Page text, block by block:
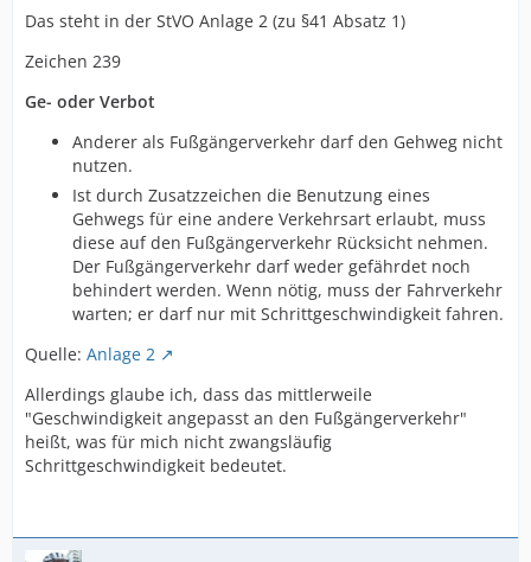
Das steht in der StVO Anlage 2 (zu §41 Absatz 1)
Zeichen 239
Ge- oder Verbot
Anderer als Fußgängerverkehr darf den Gehweg nicht
nutzen.
Ist durch Zusatzzeichen die Benutzung eines
Gehwegs für eine andere Verkehrsart erlaubt, muss
diese auf den Fußgängerverkehr Rücksicht nehmen.
Der Fußgängerverkehr darf weder gefährdet noch
behindert werden. Wenn nötig, muss der Fahrverkehr
warten; er darf nur mit Schrittgeschwindigkeit fahren.
Quelle: Anlage 2
Allerdings glaube ich, dass das mittlerweile
"Geschwindigkeit angepasst an den Fußgängerverkehr"
heißt, was für mich nicht zwangsläufig
Schrittgeschwindigkeit bedeutet.